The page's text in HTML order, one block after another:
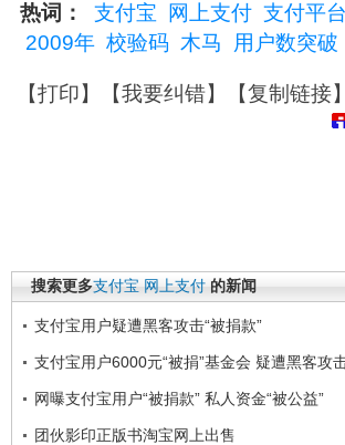
热词： 支付宝 网上支付 支付平台
2009年 校验码 木马 用户数突破
【打印】【我要纠错】【复制链接
搜索更多支付宝 网上支付 的新闻
支付宝用户疑遭黑客攻击“被捐款”
支付宝用户6000元“被捐”基金会 疑遭黑客攻
网曝支付宝用户“被捐款” 私人资金“被公益”
团伙影印正版书淘宝网上出售